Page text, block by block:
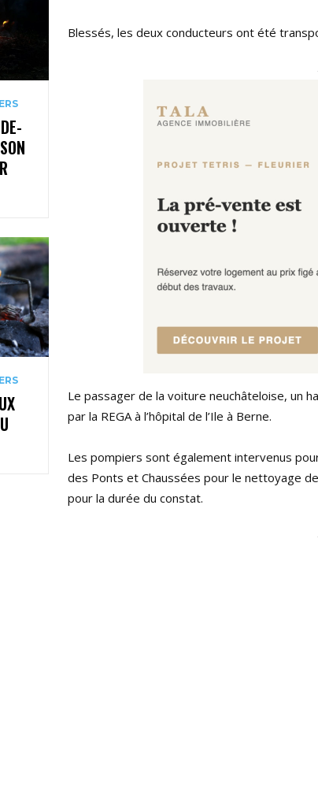
Blessés, les deux conducteurs ont été
Le passager de la voiture neuchâteloise, un
par la REGA à l’hôpital de l’Ile à Berne.
Les pompiers sont également intervenus
des Ponts et Chaussées pour le nettoyage
pour la durée du constat.